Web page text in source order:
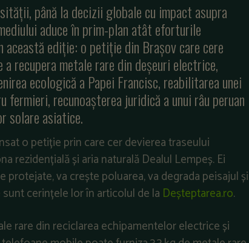
până la decizii globale cu impact asupra
aduce în prim-plan atât eforturile
ediție: o petiție din Brașov care cere
recupera metale rare din deșeuri electrice,
ecologică a Papei Francisc, reabilitarea unei
fermieri, recunoașterea juridică a unui râu peruan
solare asiatice.
o petiție prin care cer devierea traseului
rezidențială și aria naturală Dealul Lempeș. Ei
va crește poluarea, va degrada peisajul și
cerințele lor în articolul de la Deșteptarea.ro.
rare din reciclarea echipamentelor electrice și